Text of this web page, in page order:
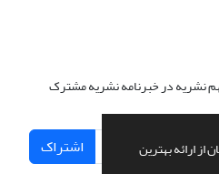
از ارائه بهترین
نشریه در خبرنامه نشریه مشترک
اشتراک